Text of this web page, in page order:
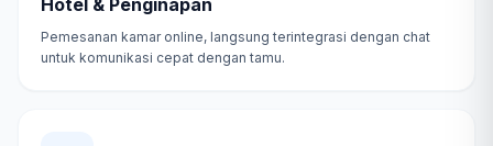
Hotel & Penginapan
Pemesanan kamar online, langsung terintegrasi dengan chat
untuk komunikasi cepat dengan tamu.